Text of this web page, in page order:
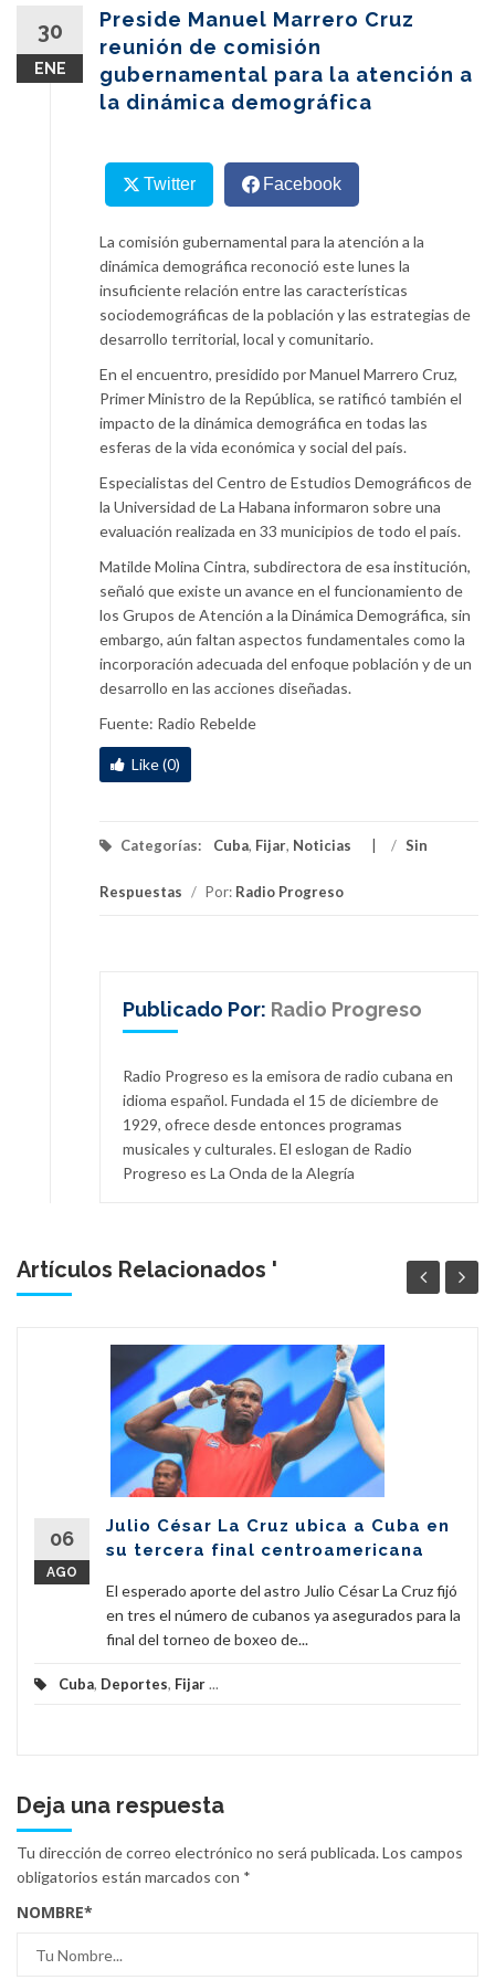
30
ENE
Preside Manuel Marrero Cruz
reunión de comisión
gubernamental para la atención a
la dinámica demográfica
Twitter Facebook
La comisión gubernamental para la atención a la
dinámica demográfica reconoció este lunes la
insuficiente relación entre las características
sociodemográficas de la población y las estrategias de
desarrollo territorial, local y comunitario.
En el encuentro, presidido por Manuel Marrero Cruz,
Primer Ministro de la República, se ratificó también el
impacto de la dinámica demográfica en todas las
esferas de la vida económica y social del país.
Especialistas del Centro de Estudios Demográficos de
la Universidad de La Habana informaron sobre una
evaluación realizada en 33 municipios de todo el país.
Matilde Molina Cintra, subdirectora de esa institución,
señaló que existe un avance en el funcionamiento de
los Grupos de Atención a la Dinámica Demográfica, sin
embargo, aún faltan aspectos fundamentales como la
incorporación adecuada del enfoque población y de un
desarrollo en las acciones diseñadas.
Fuente: Radio Rebelde
Like (0)
Categorías: Cuba, Fijar, Noticias / Sin
Respuestas / Por: Radio Progreso
Publicado Por: Radio Progreso
Radio Progreso es la emisora de radio cubana en
idioma español. Fundada el 15 de diciembre de
1929, ofrece desde entonces programas
musicales y culturales. El eslogan de Radio
Progreso es La Onda de la Alegría
Artículos Relacionados '
06
AGO
Julio César La Cruz ubica a Cuba en
su tercera final centroamericana
El esperado aporte del astro Julio César La Cruz fijó
en tres el número de cubanos ya asegurados para la
final del torneo de boxeo de...
Cuba, Deportes, Fijar...
Deja una respuesta
Tu dirección de correo electrónico no será publicada.Los campos
obligatorios están marcados con *
NOMBRE*